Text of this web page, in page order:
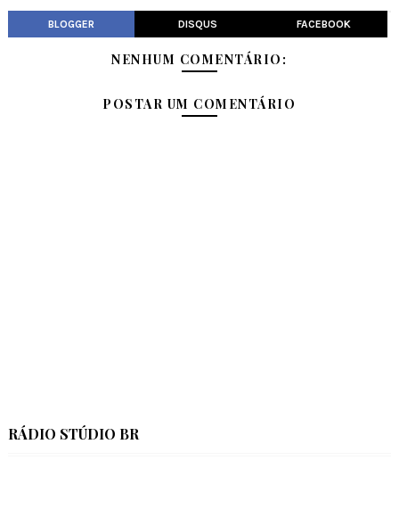
BLOGGER DISQUS FACEBOOK
NENHUM COMENTÁRIO:
POSTAR UM COMENTÁRIO
RÁDIO STÚDIO BR